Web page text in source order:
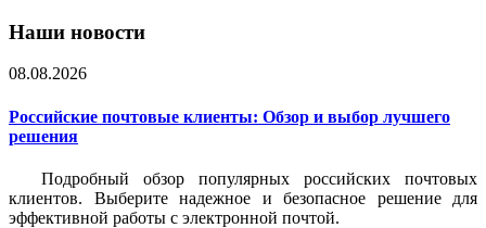
Наши новости
08.08.2026
Российские почтовые клиенты: Обзор и выбор лучшего
решения
Подробный обзор популярных российских почтовых
клиентов. Выберите надежное и безопасное решение для
эффективной работы с электронной почтой.